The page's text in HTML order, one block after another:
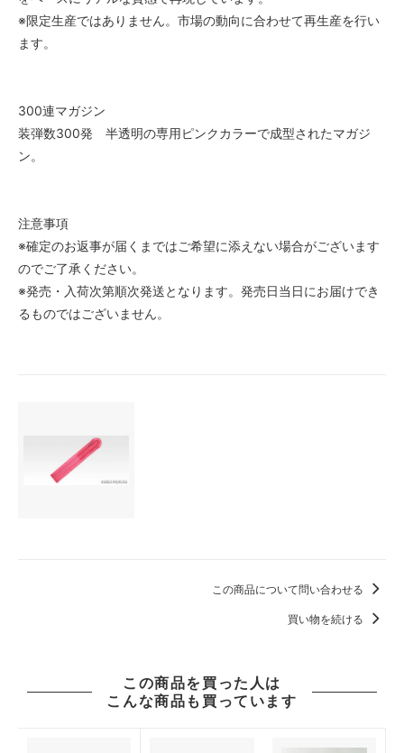
※限定生産ではありません。市場の動向に合わせて再生産を行い
ます。
300連マガジン
装弾数300発 半透明の専用ピンクカラーで成型されたマガジ
ン。
注意事項
※確定のお返事が届くまではご希望に添えない場合がございます
のでご了承ください。
※発売・入荷次第順次発送となります。発売日当日にお届けでき
るものではございません。
この商品について問い合わせる
買い物を続ける
この商品を買った人は
こんな商品も買っています